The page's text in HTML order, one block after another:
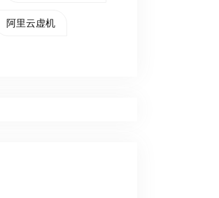
阿里云虚机